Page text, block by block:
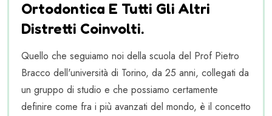
Ortodontica E Tutti Gli Altri
Distretti Coinvolti.
Quello che seguiamo noi della scuola del Prof Pietro
Bracco dell'università di Torino, da 25 anni, collegati da
un gruppo di studio e che possiamo certamente
definire come fra i più avanzati del mondo, è il concetto